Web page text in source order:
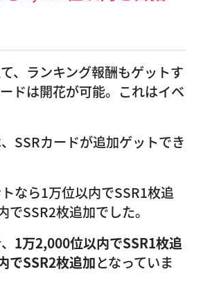
、ランキング報酬もゲットす
ドは開花が可能。これはイベ
SSRカードが追加ゲットでき
なら1万位以内でSSR1枚追
SSR2枚追加でした。
1万2,000位以内でSSR1枚追
でSSR2枚追加となっていま